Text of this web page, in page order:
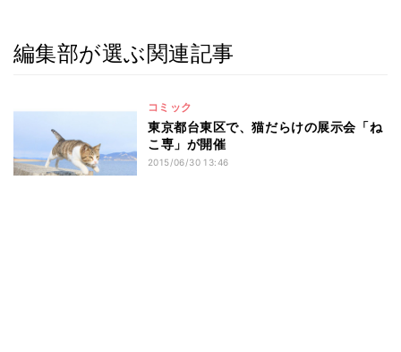
編集部が選ぶ関連記事
コミック
東京都台東区で、猫だらけの展示会「ね
こ専」が開催
2015/06/30 13:46